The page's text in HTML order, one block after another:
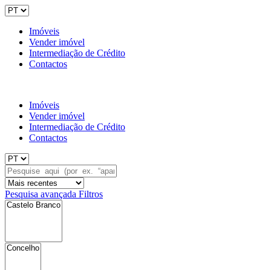
Imóveis
Vender imóvel
Intermediação de Crédito
Contactos
Imóveis
Vender imóvel
Intermediação de Crédito
Contactos
Pesquisa avançada Filtros